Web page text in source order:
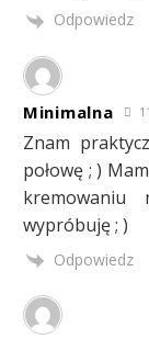
Odpowiedz
Minimalna
Znam
połowę ; )
kremowaniu
wypróbuję ; )
Odpowiedz